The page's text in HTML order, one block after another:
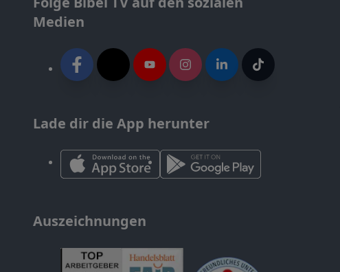
Medien
Lade dir die App herunter
Auszeichnungen